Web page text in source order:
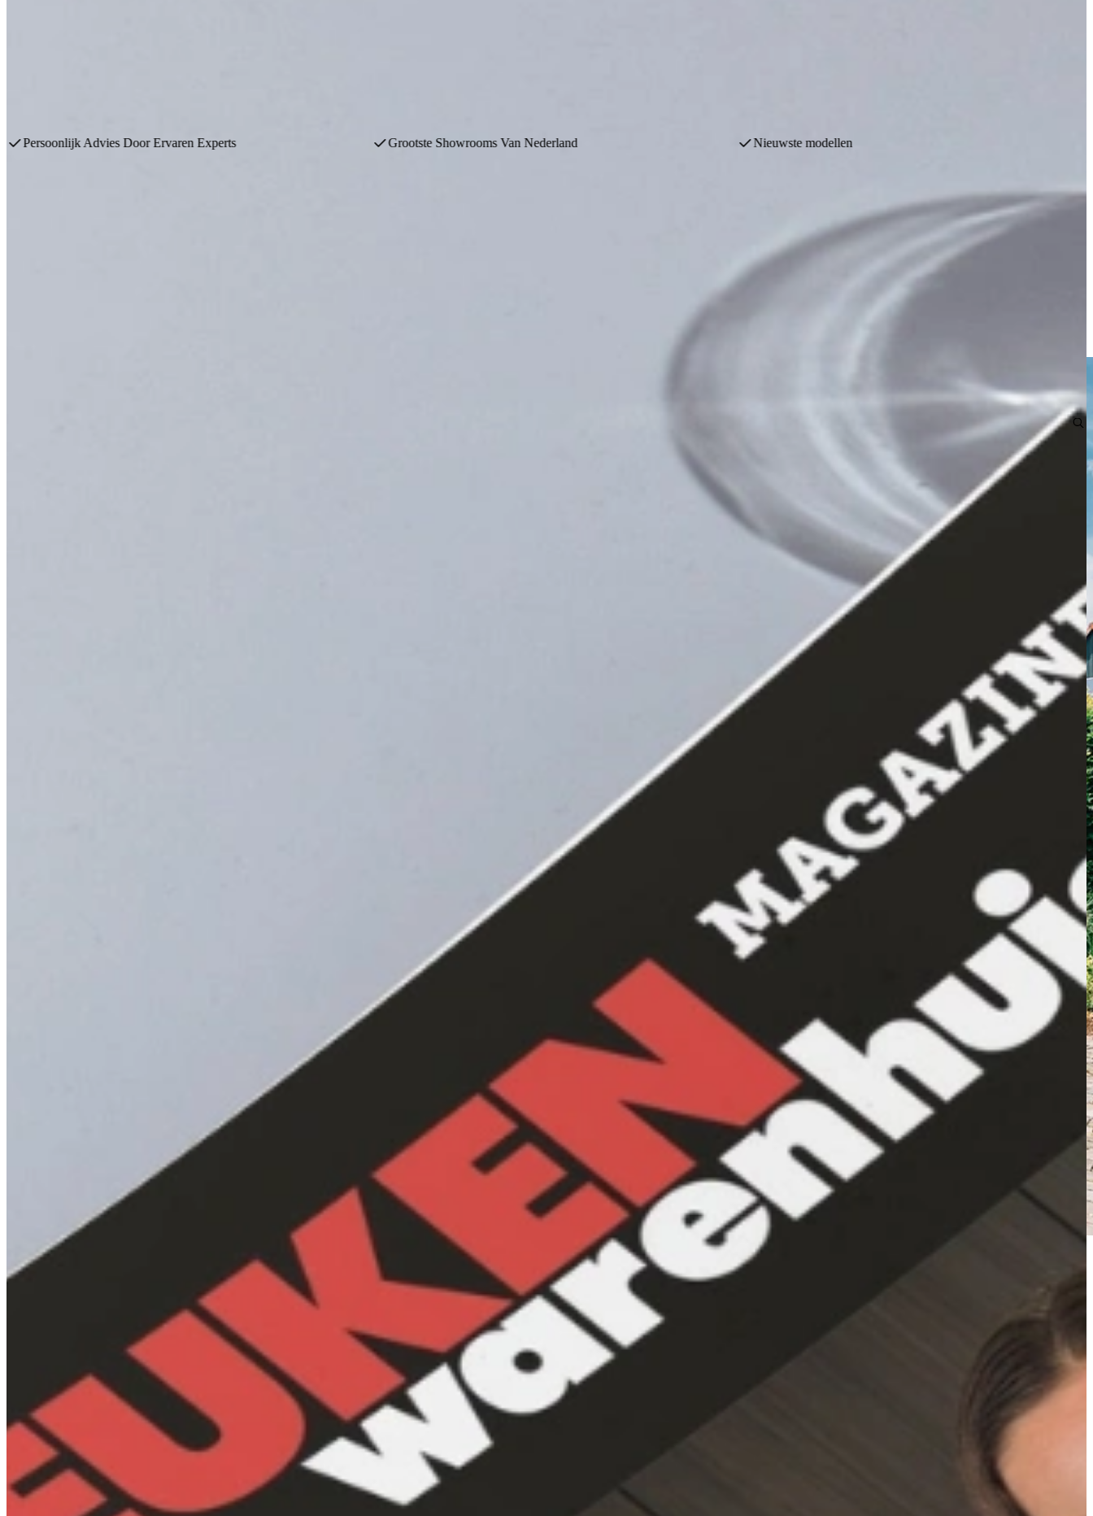
Grootste Showrooms Van Nederland
Nieuwste modellen
60 jaar keukenervaring
Keukenwarenhuis.nl is de Nederlandse specialist in Bauformat Küchen in alle soorten en maten. Keukenwarenhuis.nl was ooit de allereerste Bauformat dealer in Nederland!
Bauformat is een Duits Keukenmerk dat bekend staat om goede kwaliteit, frisse ontwerpen en innovatieve technologie. Hun collectie is een functionele mix van mooie kleuren en moderne accenten gebaseerd op
Kom langs en bekijk onze mega showrooms!
Een afspraak is altijd vrijblijvend. U krijgt het ontwerp en de offerte mee naar huis! Rondleiding langs de keukens die aansluiten bij uw wensen. Met uitgebreid advies van onze opgeleide keuken experts.
klanten geven ons een 4.6
Uitstekend